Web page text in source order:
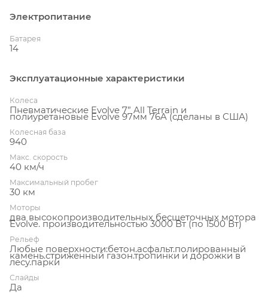
Электропитание
Батарея
14
Эксплуатационные характеристики
Колеса
Пневматические Evolve 7” All Terrain и
полиуретановые Evolve 97мм 76A (сделаны в США)
Колесная база
940
Макс. скорость
40 км/ч
Максимальный пробег
30 км
Моторы
два высокопроизводительных бесщеточных мотора
Evolve. производительностью 3000 Вт (по 1500 Вт)
Рельеф
Любые поверхности:бетон.асфальт.полированный
камень.стриженный газон.тропинки и дорожки в
лесу.парки
Слайды
Да